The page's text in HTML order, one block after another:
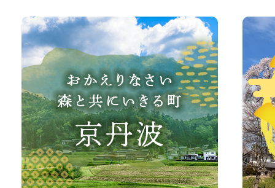
お
か
え
り
な
さ
い、
京
波
町
観
光
サ